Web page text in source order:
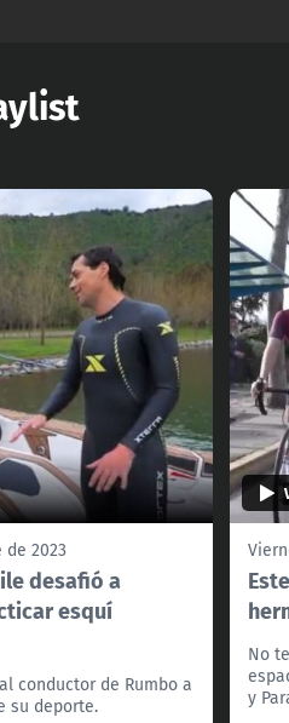
2023
desafió a
esquí
conductor de Rumbo a
su deporte.
No
y